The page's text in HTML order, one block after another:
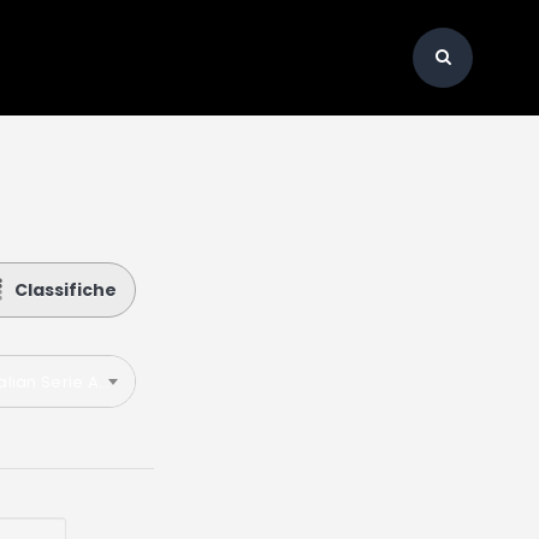
Classifiche
Italian Serie A 2023-2024